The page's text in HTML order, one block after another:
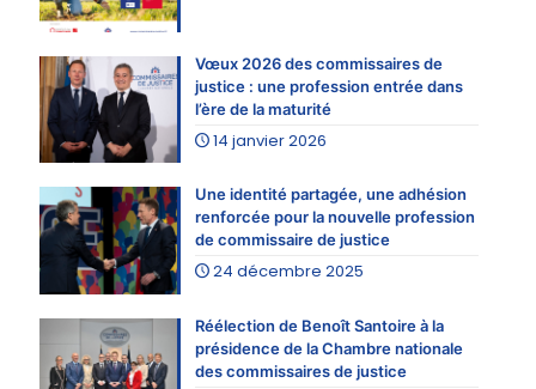
Vœux 2026 des commissaires de
justice : une profession entrée dans
l’ère de la maturité
14 janvier 2026
Une identité partagée, une adhésion
renforcée pour la nouvelle profession
de commissaire de justice
24 décembre 2025
Réélection de Benoît Santoire à la
présidence de la Chambre nationale
des commissaires de justice